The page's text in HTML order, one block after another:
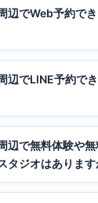
辺でWeb予約で
辺でLINE予約で
辺で無料体験や無
タジオはあります